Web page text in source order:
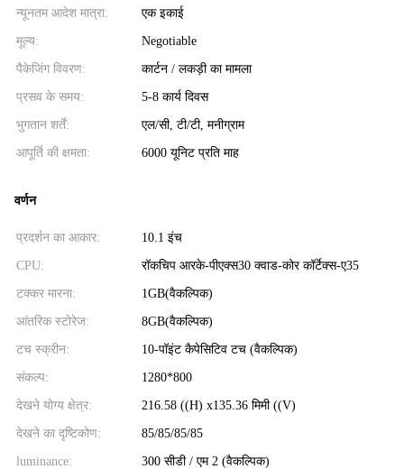
न्यूनतम आदेश मात्रा: एक इकाई
मूल्य: Negotiable
पैकेजिंग विवरण: कार्टन / लकड़ी का मामला
प्रसव के समय: 5-8 कार्य दिवस
भुगतान शर्तें: एल/सी, टी/टी, मनीग्राम
आपूर्ति की क्षमता: 6000 यूनिट प्रति माह
वर्णन
प्रदर्शन का आकार: 10.1 इंच
CPU: रॉकचिप आरके-पीएक्स30 क्वाड-कोर कॉर्टेक्स-ए35
टक्कर मारना: 1GB(वैकल्पिक)
आंतरिक स्टोरेज: 8GB(वैकल्पिक)
टच स्क्रीन: 10-पॉइंट कैपेसिटिव टच (वैकल्पिक)
संकल्प: 1280*800
देखने योग्य क्षेत्र: 216.58 ((H) x135.36 मिमी ((V)
देखने का दृष्टिकोण: 85/85/85/85
luminance: 300 सीडी / एम 2 (वैकल्पिक)